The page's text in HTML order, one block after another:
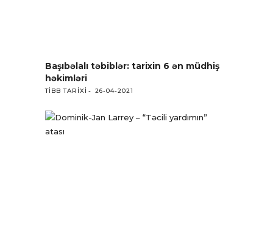
Başıbəlalı təbiblər: tarixin 6 ən müdhiş
həkimləri
TIBB TARIXI 26-04-2021